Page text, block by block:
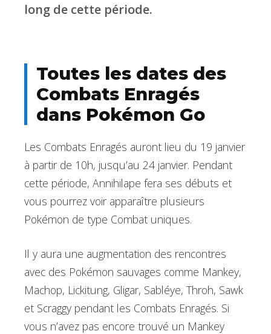
long de cette période.
Toutes les dates des
Combats Enragés
dans Pokémon Go
Les Combats Enragés auront lieu du 19 janvier
à partir de 10h, jusqu’au 24 janvier. Pendant
cette période, Annihilape fera ses débuts et
vous pourrez voir apparaître plusieurs
Pokémon de type Combat uniques.
Il y aura une augmentation des rencontres
avec des Pokémon sauvages comme Mankey,
Machop, Lickitung, Gligar, Sabléye, Throh, Sawk
et Scraggy pendant les Combats Enragés. Si
vous n’avez pas encore trouvé un Mankey